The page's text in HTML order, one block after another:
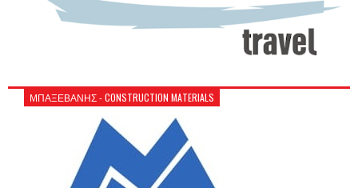
ΜΠΑΞΕΒΑΝΗΣ - CONSTRUCTION MATERIALS